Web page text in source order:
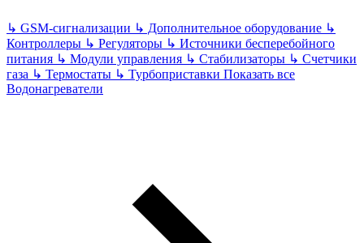
↳ GSM-сигнализации ↳ Дополнительное оборудование ↳
Контроллеры ↳ Регуляторы ↳ Источники бесперебойного
питания ↳ Модули управления ↳ Стабилизаторы ↳ Счетчики
газа ↳ Термостаты ↳ Турбоприставки Показать все
Водонагреватели